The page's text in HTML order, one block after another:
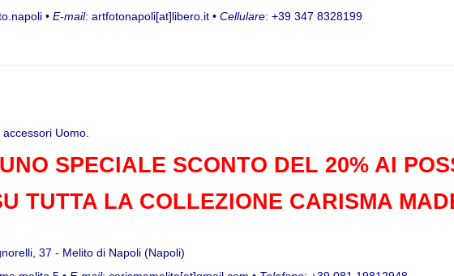
• E-mail: artfotonapoli[at]libero.it • Cellulare: +39 347 8328199
Uomo.
SPECIALE SCONTO DEL 20% AI
TUTTA LA COLLEZIONE CARISMA
37 - Melito di Napoli (Napoli)